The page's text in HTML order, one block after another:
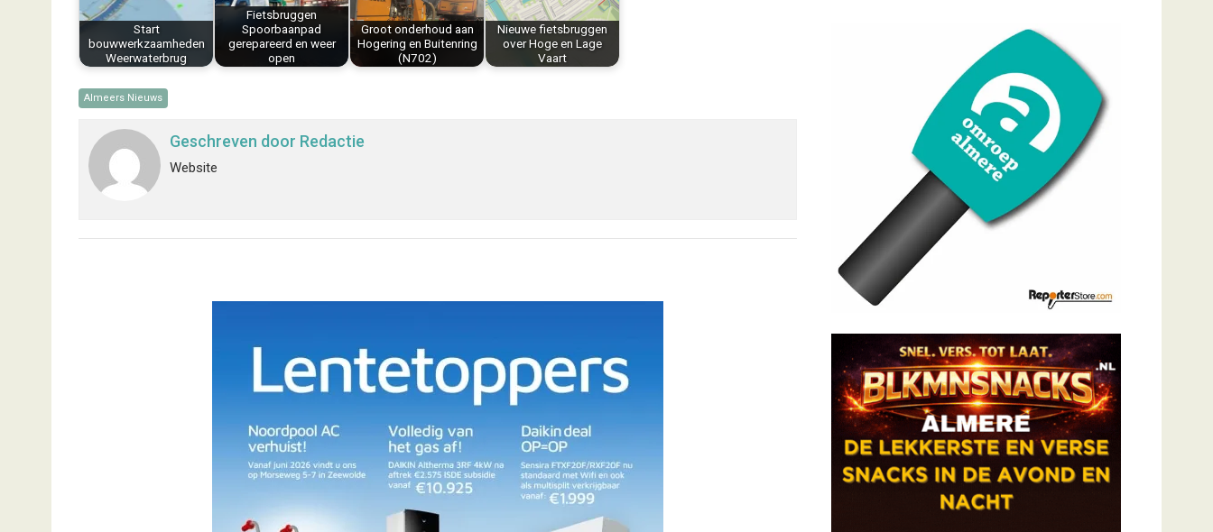
k
p
Start
bouwwerkzaamheden
Weerwaterbrug
Fietsbruggen
Spoorbaanpad
gerepareerd en weer
open
Groot onderhoud aan
Hogering en Buitenring
(N702)
Nieuwe fietsbruggen
over Hoge en Lage
Vaart
Almeers Nieuws
Geschreven door Redactie
Website